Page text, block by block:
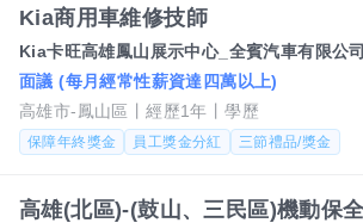
Kia商用車維修技師
Kia卡旺高雄鳳山展示中心_全賓汽車有限公司
面議 (每月經常性薪資達四萬以上)
高雄市-鳳山區
經歷1年 學歷
保障年終獎金 員工獎金分紅 三節禮品/獎金